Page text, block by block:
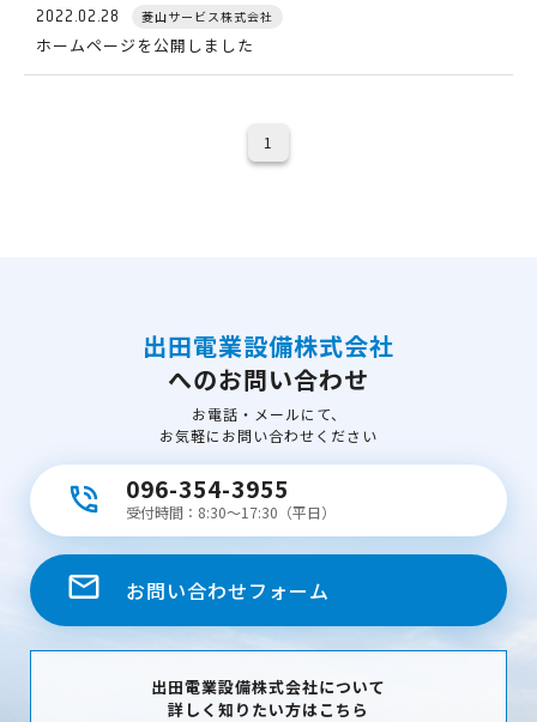
2022.02.28 菱山サービス株式会社
ホームページを公開しました
1
出田電業設備株式会社
へのお問い合わせ
お電話・メールにて、
お気軽にお問い合わせください
096-354-3955
受付時間：8:30～17:30（平日）
お問い合わせフォーム
出田電業設備株式会社について
詳しく知りたい方はこちら